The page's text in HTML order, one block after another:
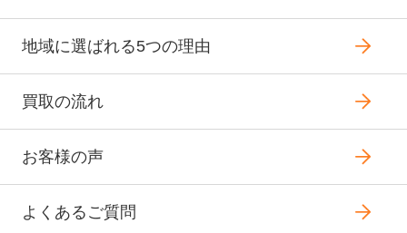
地域に選ばれる5つの理由
買取の流れ
お客様の声
よくあるご質問